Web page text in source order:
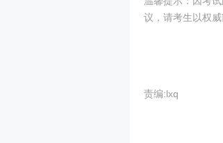
议，请考生以权
责编:lxq